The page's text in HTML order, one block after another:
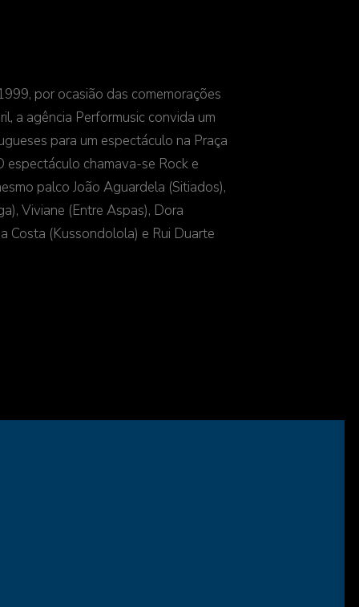
por ocasião das comemorações
a agência Performusic convida um
para um espectáculo na Praça
espectáculo chamava-se Rock e
palco João Aguardela (Sitiados),
Viviane (Entre Aspas), Dora
Costa (Kussondolola) e Rui Duarte